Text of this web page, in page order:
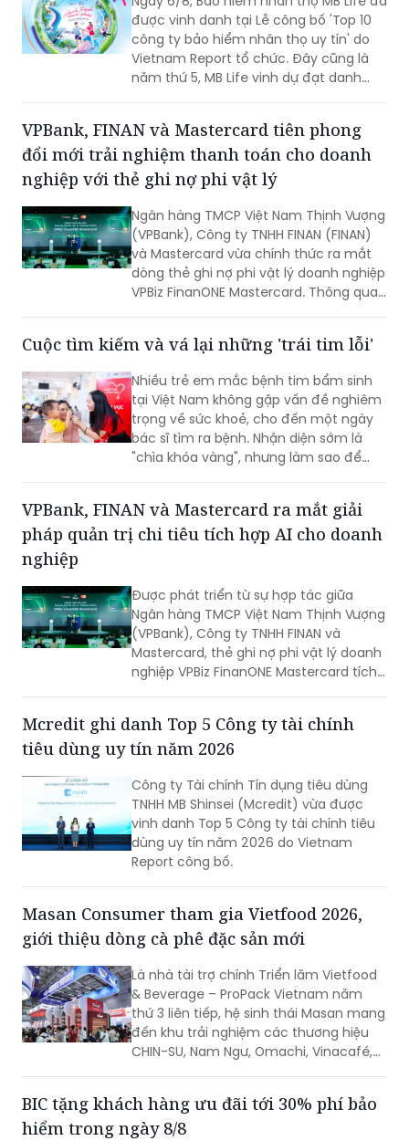
được vinh danh tại Lễ công bố 'Top 10
công ty bảo hiểm nhân thọ uy tín' do
Vietnam Report tổ chức. Đây cũng là
năm thứ 5, MB Life vinh dự đạt danh
chỉ đặt sự tín nhiệm lên hàng đầu suốt
một thập kỷ.
VPBank, FINAN và Mastercard tiên phong
đổi mới trải nghiệm thanh toán cho doanh
nghiệp với thẻ ghi nợ phi vật lý
Ngân hàng TMCP Việt Nam Thịnh Vượng
(VPBank), Công ty TNHH FINAN (FINAN)
và Mastercard vừa chính thức ra mắt
dòng thẻ ghi nợ phi vật lý doanh nghiệp
VPBiz FinanONE Mastercard. Thông qua
hiện đại, nơi doanh nghiệp có thể chủ
động kiểm soát ngân sách, tối ưu dòng
tiền và nâng cao hiệu quả vận hành
ngay từ những giao dịch hàng ngày.
Cuộc tìm kiếm và vá lại những 'trái tim lỗi'
Nhiều trẻ em mắc bệnh tim bẩm sinh
tại Việt Nam không gặp vấn đề nghiêm
trọng về sức khoẻ, cho đến một ngày
bác sĩ tìm ra bệnh. Nhận diện sớm là
"chìa khóa vàng", nhưng làm sao để
nơi điều kiện y tế còn thiếu thốn?
VPBank, FINAN và Mastercard ra mắt giải
pháp quản trị chi tiêu tích hợp AI cho doanh
nghiệp
Được phát triển từ sự hợp tác giữa
Ngân hàng TMCP Việt Nam Thịnh Vượng
(VPBank), Công ty TNHH FINAN và
Mastercard, thẻ ghi nợ phi vật lý doanh
nghiệp VPBiz FinanONE Mastercard tích
doanh nghiệp rút ngắn quy trình phê
duyệt chi tiêu, trao quyền chủ động
chặt chẽ ngân sách và dòng tiền theo
thời gian thực.
Mcredit ghi danh Top 5 Công ty tài chính
tiêu dùng uy tín năm 2026
Công ty Tài chính Tín dụng tiêu dùng
TNHH MB Shinsei (Mcredit) vừa được
vinh danh Top 5 Công ty tài chính tiêu
dùng uy tín năm 2026 do Vietnam
Report công bố.
Masan Consumer tham gia Vietfood 2026,
giới thiệu dòng cà phê đặc sản mới
Là nhà tài trợ chính Triển lãm Vietfood
& Beverage – ProPack Vietnam năm
thứ 3 liên tiếp, hệ sinh thái Masan mang
đến khu trải nghiệm các thương hiệu
CHIN-SU, Nam Ngư, Omachi, Vinacafé,
hiện tại triển lãm. Sự kiện diễn ra từ
ngày 6-8/8/2026, tại Trung tâm Hội
BIC tặng khách hàng ưu đãi tới 30% phí bảo
hiểm trong ngày 8/8